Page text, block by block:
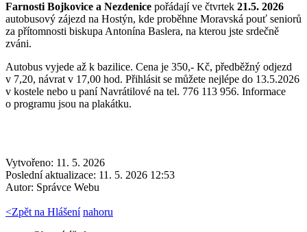
Farnosti Bojkovice a Nezdenice pořádají ve čtvrtek 21.5. 2026
autobusový zájezd na Hostýn, kde proběhne Moravská pouť seniorů
za přítomnosti biskupa Antonína Baslera, na kterou jste srdečně
zváni.
Autobus vyjede až k bazilice. Cena je 350,- Kč, předběžný odjezd
v 7,20, návrat v 17,00 hod. Přihlásit se můžete nejlépe do 13.5.2026
v kostele nebo u paní Navrátilové na tel. 776 113 956. Informace
o programu jsou na plakátku.
Vytvořeno: 11. 5. 2026
Poslední aktualizace: 11. 5. 2026 12:53
Autor: Správce Webu
<Zpět na Hlášení nahoru